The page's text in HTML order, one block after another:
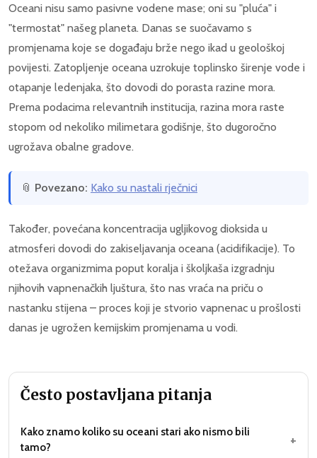
Oceani nisu samo pasivne vodene mase; oni su "pluća" i
"termostat" našeg planeta. Danas se suočavamo s
promjenama koje se događaju brže nego ikad u geološkoj
povijesti. Zatopljenje oceana uzrokuje toplinsko širenje vode i
otapanje ledenjaka, što dovodi do porasta razine mora.
Prema podacima relevantnih institucija, razina mora raste
stopom od nekoliko milimetara godišnje, što dugoročno
ugrožava obalne gradove.
📎 Povezano: Kako su nastali rječnici
Također, povećana koncentracija ugljikovog dioksida u
atmosferi dovodi do zakiseljavanja oceana (acidifikacije). To
otežava organizmima poput koralja i školjkaša izgradnju
njihovih vapnenačkih ljuštura, što nas vraća na priču o
nastanku stijena – proces koji je stvorio vapnenac u prošlosti
danas je ugrožen kemijskim promjenama u vodi.
Često postavljana pitanja
Kako znamo koliko su oceani stari ako nismo bili
tamo?
+